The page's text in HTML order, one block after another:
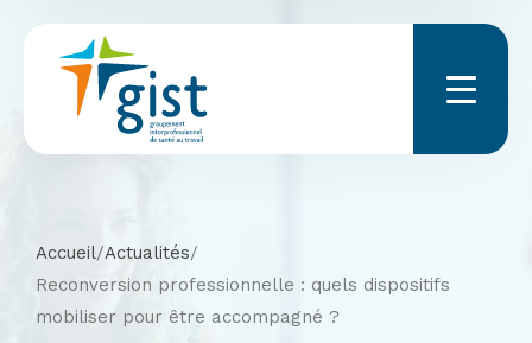
Accueil/Actualités/
Reconversion professionnelle : quels dispositifs
mobiliser pour être accompagné ?